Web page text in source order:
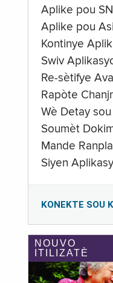
Aplike pou
Aplike pou
Kontinye
Swiv
Re-sètifye
Rapòte
Wè Detay
Soumèt
Mande
Siyen
KONEKTE SOU
NOUVO
ITILIZATÈ